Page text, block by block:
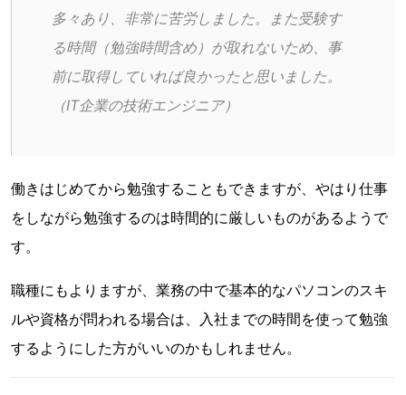
多々あり、非常に苦労しました。また受験す
る時間（勉強時間含め）が取れないため、事
前に取得していれば良かったと思いました。
（IT企業の技術エンジニア）
働きはじめてから勉強することもできますが、やはり仕事
をしながら勉強するのは時間的に厳しいものがあるようで
す。
職種にもよりますが、業務の中で基本的なパソコンのスキ
ルや資格が問われる場合は、入社までの時間を使って勉強
するようにした方がいいのかもしれません。